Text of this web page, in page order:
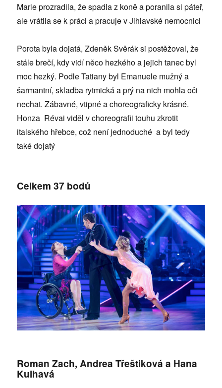
Marie prozradila, že spadla z koně a poranila si páteř,
ale vrátila se k práci a pracuje v Jihlavské nemocnici
Porota byla dojatá, Zdeněk Svěrák si postěžoval, že
stále brečí, kdy vidí něco hezkého a jejich tanec byl
moc hezký. Podle Tatiany byl Emanuele mužný a
šarmantní, skladba rytmická a prý na nich mohla oči
nechat. Zábavné, vtipné a choreograficky krásné.
Honza Révai viděl v choreografii touhu zkrotit
italského hřebce, což není jednoduché a byl tedy
také dojatý
Celkem 37 bodů
Roman Zach, Andrea Třeštiková a Hana
Kulhavá